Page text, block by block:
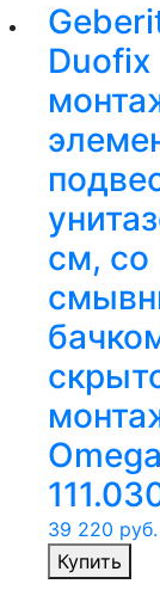
Duofix
см, со
39 220 руб.
Купить